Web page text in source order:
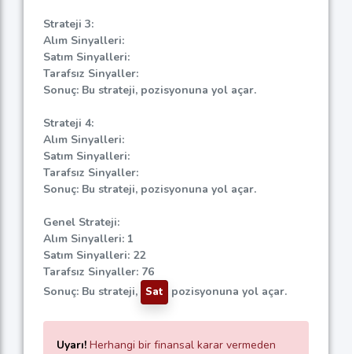
Strateji 3:
Alım Sinyalleri:
Satım Sinyalleri:
Tarafsız Sinyaller:
Sonuç: Bu strateji, pozisyonuna yol açar.
Strateji 4:
Alım Sinyalleri:
Satım Sinyalleri:
Tarafsız Sinyaller:
Sonuç: Bu strateji, pozisyonuna yol açar.
Genel Strateji:
Alım Sinyalleri: 1
Satım Sinyalleri: 22
Tarafsız Sinyaller: 76
Sonuç: Bu strateji, Sat pozisyonuna yol açar.
Uyarı! Herhangi bir finansal karar vermeden